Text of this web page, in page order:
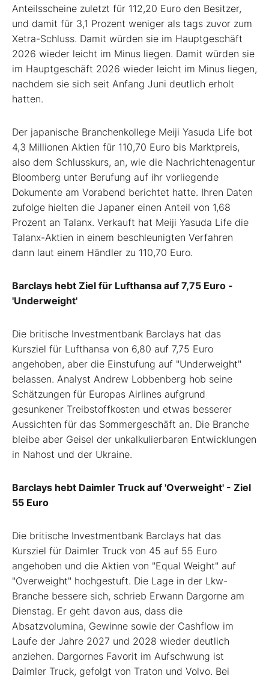
Anteilsscheine zuletzt für 112,20 Euro den Besitzer,
und damit für 3,1 Prozent weniger als tags zuvor zum
Xetra-Schluss. Damit würden sie im Hauptgeschäft
2026 wieder leicht im Minus liegen. Damit würden sie
im Hauptgeschäft 2026 wieder leicht im Minus liegen,
nachdem sie sich seit Anfang Juni deutlich erholt
hatten.
Der japanische Branchenkollege Meiji Yasuda Life bot
4,3 Millionen Aktien für 110,70 Euro bis Marktpreis,
also dem Schlusskurs, an, wie die Nachrichtenagentur
Bloomberg unter Berufung auf ihr vorliegende
Dokumente am Vorabend berichtet hatte. Ihren Daten
zufolge hielten die Japaner einen Anteil von 1,68
Prozent an Talanx. Verkauft hat Meiji Yasuda Life die
Talanx-Aktien in einem beschleunigten Verfahren
dann laut einem Händler zu 110,70 Euro.
Barclays hebt Ziel für Lufthansa auf 7,75 Euro -
'Underweight'
Die britische Investmentbank Barclays hat das
Kursziel für Lufthansa von 6,80 auf 7,75 Euro
angehoben, aber die Einstufung auf "Underweight"
belassen. Analyst Andrew Lobbenberg hob seine
Schätzungen für Europas Airlines aufgrund
gesunkener Treibstoffkosten und etwas besserer
Aussichten für das Sommergeschäft an. Die Branche
bleibe aber Geisel der unkalkulierbaren Entwicklungen
in Nahost und der Ukraine.
Barclays hebt Daimler Truck auf 'Overweight' - Ziel
55 Euro
Die britische Investmentbank Barclays hat das
Kursziel für Daimler Truck von 45 auf 55 Euro
angehoben und die Aktien von "Equal Weight" auf
"Overweight" hochgestuft. Die Lage in der Lkw-
Branche bessere sich, schrieb Erwann Dargorne am
Dienstag. Er geht davon aus, dass die
Absatzvolumina, Gewinne sowie der Cashflow im
Laufe der Jahre 2027 und 2028 wieder deutlich
anziehen. Dargornes Favorit im Aufschwung ist
Daimler Truck, gefolgt von Traton und Volvo. Bei